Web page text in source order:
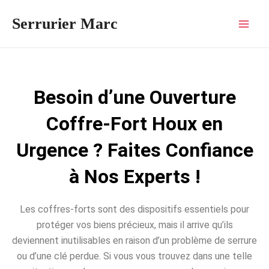
Serrurier Marc
Besoin d’une Ouverture
Coffre-Fort Houx en
Urgence ? Faites Confiance
à Nos Experts !
Les coffres-forts sont des dispositifs essentiels pour
protéger vos biens précieux, mais il arrive qu’ils
deviennent inutilisables en raison d’un problème de serrure
ou d’une clé perdue. Si vous vous trouvez dans une telle